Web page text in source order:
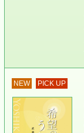
NEW PICK UP